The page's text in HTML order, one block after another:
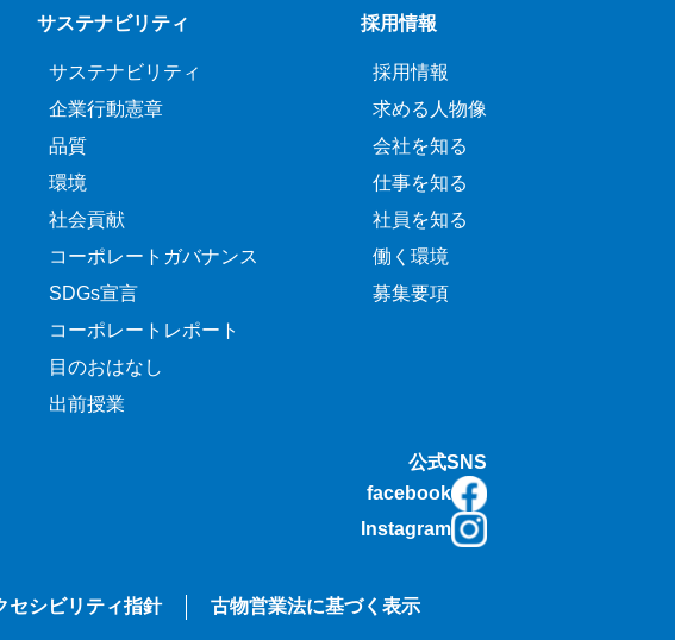
サステナビリティ
サステナビリティ
企業行動憲章
品質
環境
社会貢献
コーポレートガバナンス
SDGs宣言
コーポレートレポート
目のおはなし
出前授業
採用情報
採用情報
求める人物像
会社を知る
仕事を知る
社員を知る
働く環境
募集要項
公式SNS
facebook
Instagram
セシビリティ指針 古物営業法に基づく表示